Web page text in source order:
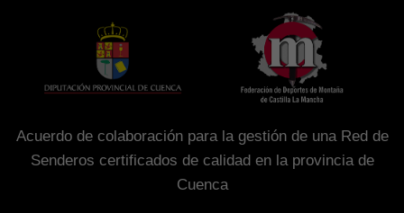
Acuerdo de colaboración para la gestión de una Red de
Senderos certificados de calidad en la provincia de
Cuenca